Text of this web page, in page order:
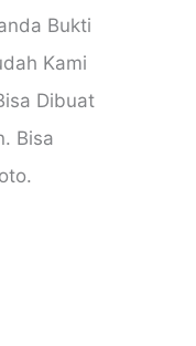
Bukti
Kami
Dibuat
Bisa